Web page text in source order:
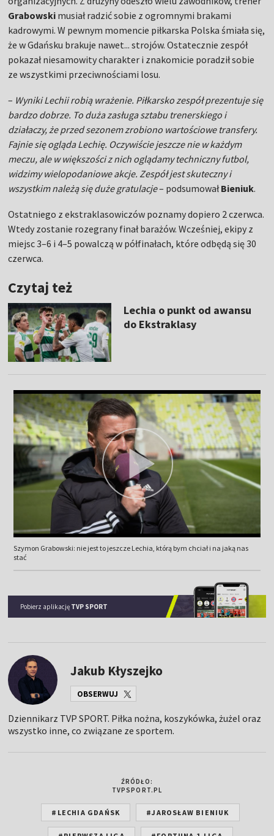
Grabowski musiał radzić sobie z ogromnymi brakami
kadrowymi. W pewnym momencie piłkarska Polska śmiała się,
że w Gdańsku brakuje nawet... strojów. Ostatecznie zespół
pokazał niesamowity charakter i znakomicie poradził sobie
ze wszystkimi przeciwnościami losu.
– Wyniki Lechii robią wrażenie. Piłkarsko zespół prezentuje się
bardzo dobrze. To duża zasługa sztabu trenerskiego i
działaczy, że przed sezonem zrobiono wartościowe transfery.
Fajnie się ogląda Lechię. Oczywiście jeszcze nie w każdym
meczu, ale w większości z nich oglądamy techniczny futbol,
widzimy wielopodaniowe akcje. Zespół jest skuteczny i
wszystkim należą się duże gratulacje– podsumowałBieniuk.
Ostatniego z ekstraklasowiczów poznamy dopiero 2 czerwca.
Wtedy zostanie rozegrany finał barażów. Wcześniej, ekipy z
miejsc 3–6 i 4–5 powalczą w półfinałach, które odbędą się 30
czerwca.
Czytaj też
Lechia o punkt od awansu
do Ekstraklasy
Szymon Grabowski: nie jest to jeszcze Lechia, którą bym chciał i na jaką nas
stać
Pobierz aplikację TVP SPORT
Jakub Kłyszejko
OBSERWUJ
Dziennikarz TVP SPORT. Piłka nożna, koszykówka, żużel oraz
wszystko inne, co związane ze sportem.
ŹRÓDŁO:
TVPSPORT.PL
#LECHIA GDAŃSK #JAROSŁAW BIENIUK